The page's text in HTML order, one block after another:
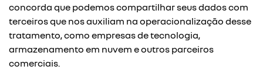
concorda que podemos compartilhar seus dados com
terceiros que nos auxiliam na operacionalização desse
tratamento, como empresas de tecnologia,
armazenamento em nuvem e outros parceiros
comerciais.